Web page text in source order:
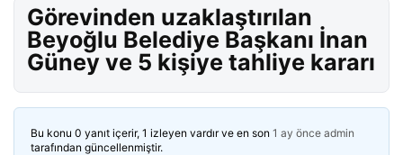
Görevinden uzaklaştırılan
Beyoğlu Belediye Başkanı İnan
Güney ve 5 kişiye tahliye kararı
Bu konu 0 yanıt içerir, 1 izleyen vardır ve en son 1 ay önce admin
tarafından güncellenmiştir.